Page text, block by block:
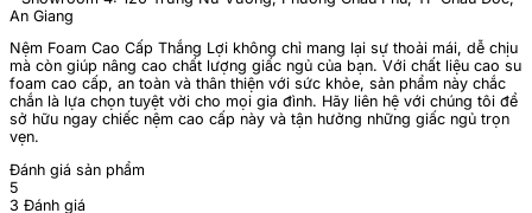
An Giang
Nệm Foam Cao Cấp Thắng Lợi không chỉ mang lại sự thoải mái, dễ chịu
mà còn giúp nâng cao chất lượng giấc ngủ của bạn. Với chất liệu cao su
foam cao cấp, an toàn và thân thiện với sức khỏe, sản phẩm này chắc
chắn là lựa chọn tuyệt vời cho mọi gia đình. Hãy liên hệ với chúng tôi để
sở hữu ngay chiếc nệm cao cấp này và tận hưởng những giấc ngủ trọn
vẹn.
Đánh giá sản phẩm
5
3 Đánh giá